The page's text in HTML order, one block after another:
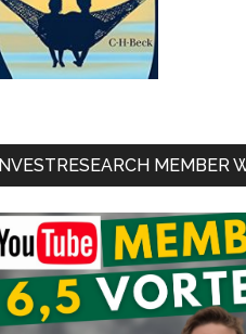
INVESTRESEARCH MEMBER